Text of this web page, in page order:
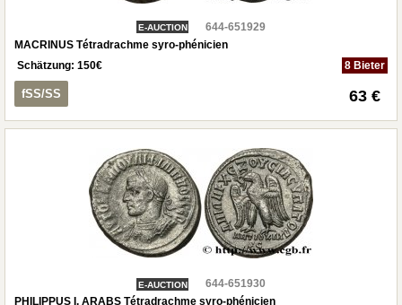
E-AUCTION
644-651929
MACRINUS Tétradrachme syro-phénicien
Schätzung: 150€ 8 Bieter
fSS/SS 63 €
E-AUCTION
644-651930
PHILIPPUS I. ARABS Tétradrachme syro-phénicien